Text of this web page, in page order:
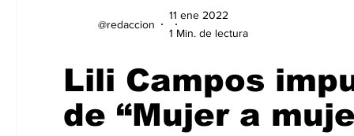
Lili Campos
de “Mujer a
@redaccion
11 ene 2022
1 Min. de lectura